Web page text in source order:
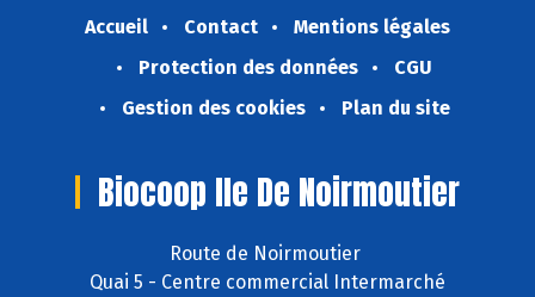
Accueil Contact
Mentions légales
Protection des données
CGU
Gestion des cookies
Plan du site
Biocoop Ile De Noirmoutier
Route de Noirmoutier
Quai 5 - Centre commercial Intermarché